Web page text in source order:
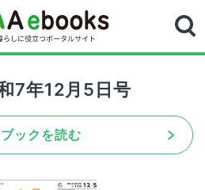
7年12月5日号
ックを読む